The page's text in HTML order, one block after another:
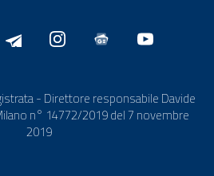
- Direttore responsabile Davide
n° 14772/2019 del 7 novembre
2019